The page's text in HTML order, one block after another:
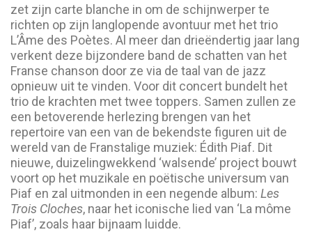
zet zijn carte blanche in om de schijnwerper te
richten op zijn langlopende avontuur met het trio
L’Âme des Poètes. Al meer dan drieëndertig jaar lang
verkent deze bijzondere band de schatten van het
Franse chanson door ze via de taal van de jazz
opnieuw uit te vinden. Voor dit concert bundelt het
trio de krachten met twee toppers. Samen zullen ze
een betoverende herlezing brengen van het
repertoire van een van de bekendste figuren uit de
wereld van de Franstalige muziek: Édith Piaf. Dit
nieuwe, duizelingwekkend ‘walsende’ project bouwt
voort op het muzikale en poëtische universum van
Piaf en zal uitmonden in een negende album: Les
Trois Cloches, naar het iconische lied van ‘La môme
Piaf’, zoals haar bijnaam luidde.